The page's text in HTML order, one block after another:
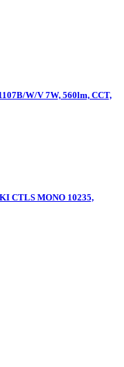
W/V 7W, 560lm, CCT,
CTLS MONO 10235,